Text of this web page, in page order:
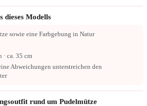
dieses Modells
sowie eine Farbgebung in Natur
· ca. 35 cm
Abweichungen unterstreichen den
rund um Pudelmütze